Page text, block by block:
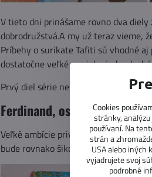
V tieto dni prinášame rovno dva
dobrodružstvá.A my už teraz vieme,
Príbehy o surikate Tafiti sú vhodné
dostatočne veľké pre jeho
Prvý diel série nesie názov
Tafiti a
Ferdinand, oslík ktorý
Veľké ambície privedú oslíka
bude rovnako šikovný ako kone,
Cookies
stránky,
používaní. Na
strán a
USA alebo iných
vyjadrujete svoj
podrobné